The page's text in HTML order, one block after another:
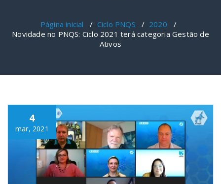
Página inicial / Ciclo PNQS / 2020 /
Novidade no PNQS: Ciclo 2021 terá categoria Gestão de
Ativos
4
mar, 2021